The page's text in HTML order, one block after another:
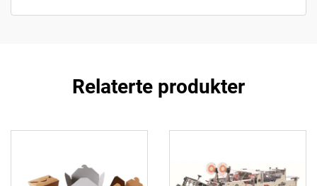
Relaterte produkter